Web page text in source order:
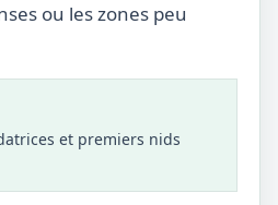
ou les zones peu
et premiers nids